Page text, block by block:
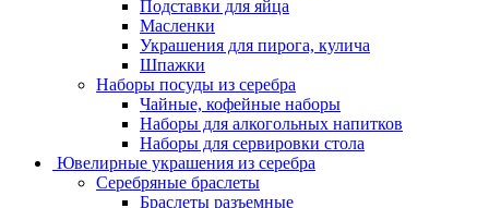
Подставки для яйца
Масленки
Украшения для пирога, кулича
Шпажки
Наборы посуды из серебра
Чайные, кофейные наборы
Наборы для алкогольных напитков
Наборы для сервировки стола
Ювелирные украшения из серебра
Серебряные браслеты
Браслеты разъемные